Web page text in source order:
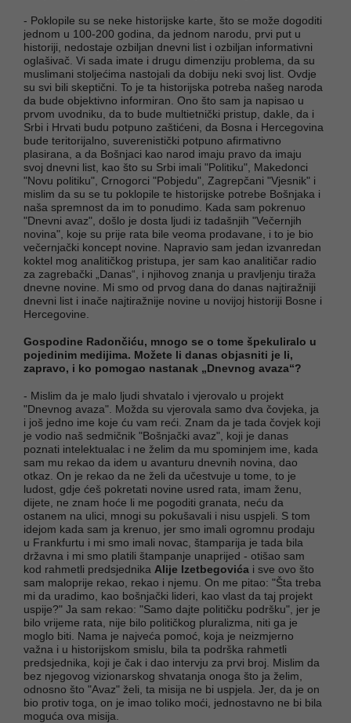
- Poklopile su se neke historijske karte, što se može dogoditi
jednom u 100-200 godina, da jednom narodu, prvi put u
historiji, nedostaje ozbiljan dnevni list i ozbiljan informativni
oglašivač. Vi sada imate i drugu dimenziju problema, da su
muslimani stoljećima nastojali da dobiju neki svoj list. Ovdje
su svi bili skeptični. To je ta historijska potreba našeg naroda
da bude objektivno informiran. Ono što sam ja napisao u
prvom uvodniku, da to bude multietnički pristup, dakle, da i
Srbi i Hrvati budu potpuno zaštićeni, da Bosna i Hercegovina
bude teritorijalno, suverenistički potpuno afirmativno
plasirana, a da Bošnjaci kao narod imaju pravo da imaju
svoj dnevni list, kao što su Srbi imali "Politiku", Makedonci
"Novu politiku", Crnogorci "Pobjedu", Zagrepčani "Vjesnik" i
mislim da su se tu poklopile te historijske potrebe Bošnjaka i
naša spremnost da im to ponudimo. Kada sam pokrenuo
"Dnevni avaz", došlo je dosta ljudi iz tadašnjih "Večernjih
novina", koje su prije rata bile veoma prodavane, i to je bio
večernjački koncept novine. Napravio sam jedan izvanredan
koktel mog analitičkog pristupa, jer sam kao analitičar radio
za zagrebački „Danas“, i njihovog znanja u pravljenju tiraža
dnevne novine. Mi smo od prvog dana do danas najtiražniji
dnevni list i inače najtiražnije novine u novijoj historiji Bosne i
Hercegovine.
Gospodine Radončiću, mnogo se o tome špekuliralo u
pojedinim medijima. Možete li danas objasniti je li,
zapravo, i ko pomogao nastanak „Dnevnog avaza“?
- Mislim da je malo ljudi shvatalo i vjerovalo u projekt
"Dnevnog avaza". Možda su vjerovala samo dva čovjeka, ja
i još jedno ime koje ću vam reći. Znam da je tada čovjek koji
je vodio naš sedmičnik "Bošnjački avaz", koji je danas
poznati intelektualac i ne želim da mu spominjem ime, kada
sam mu rekao da idem u avanturu dnevnih novina, dao
otkaz. On je rekao da ne želi da učestvuje u tome, to je
ludost, gdje ćeš pokretati novine usred rata, imam ženu,
dijete, ne znam hoće li me pogoditi granata, neću da
ostanem na ulici, mnogi su pokušavali i nisu uspjeli. S tom
idejom kada sam ja krenuo, jer smo imali ogromnu prodaju
u Frankfurtu i mi smo imali novac, štamparija je tada bila
državna i mi smo platili štampanje unaprijed - otišao sam
kod rahmetli predsjednika Alije Izetbegovića i sve ovo što
sam maloprije rekao, rekao i njemu. On me pitao: "Šta treba
mi da uradimo, kao bošnjački lideri, kao vlast da taj projekt
uspije?" Ja sam rekao: "Samo dajte političku podršku", jer je
bilo vrijeme rata, nije bilo političkog pluralizma, niti ga je
moglo biti. Nama je najveća pomoć, koja je neizmjerno
važna i u historijskom smislu, bila ta podrška rahmetli
predsjednika, koji je čak i dao intervju za prvi broj. Mislim da
bez njegovog vizionarskog shvatanja onoga što ja želim,
odnosno što "Avaz" želi, ta misija ne bi uspjela. Jer, da je on
bio protiv toga, on je imao toliko moći, jednostavno ne bi bila
moguća ova misija.